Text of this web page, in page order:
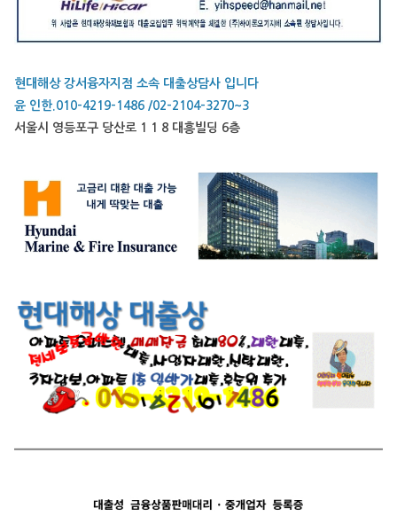
현대해상 강서융자지점 소속 대출상담사 입니다
윤 인한.010-4219-1486 /02-2104-3270~3
서울시 영등포구 당산로 1 1 8 대흥빌딩 6층